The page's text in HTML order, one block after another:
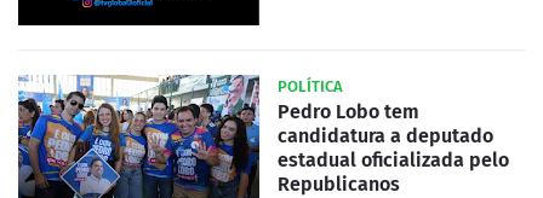
POLÍTICA
Pedro Lobo tem
candidatura a deputado
estadual oficializada pelo
Republicanos